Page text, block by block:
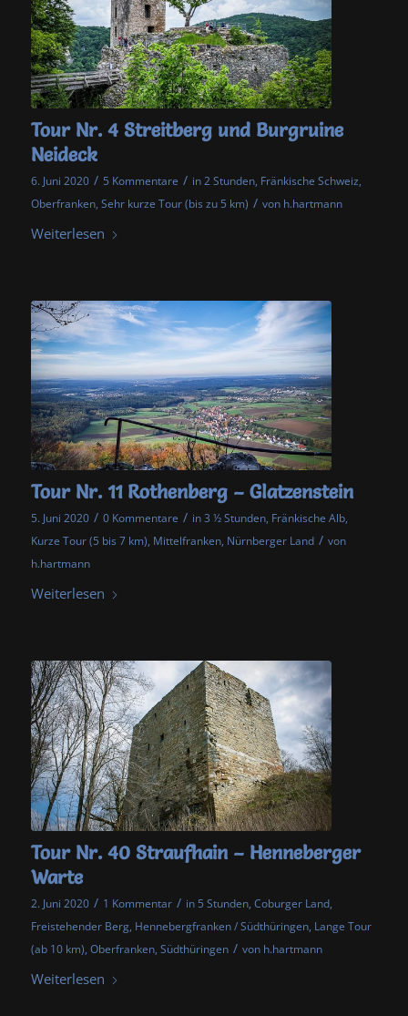
Tour Nr. 4 Streitberg und Burgruine
Neideck
6. Juni 2020 / 5 Kommentare / in2 Stunden, Fränkische Schweiz,
Oberfranken, Sehr kurze Tour (bis zu 5 km) / von h.hartmann
Weiterlesen
Tour Nr. 11 Rothenberg – Glatzenstein
5. Juni 2020 / 0 Kommentare / in3 ½ Stunden, Fränkische Alb,
Kurze Tour (5 bis 7 km), Mittelfranken, Nürnberger Land / von
h.hartmann
Weiterlesen
Tour Nr. 40 Straufhain – Henneberger
Warte
2. Juni 2020 / 1 Kommentar / in 5 Stunden, Coburger Land,
Freistehender Berg, Hennebergfranken / Südthüringen, Lange Tour
(ab 10 km), Oberfranken, Südthüringen / von h.hartmann
Weiterlesen